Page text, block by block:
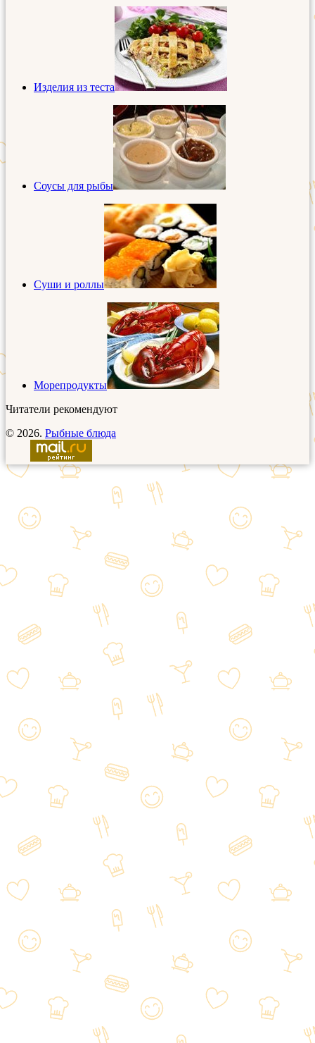
Изделия из теста
Соусы для рыбы
Суши и роллы
Морепродукты
Читатели рекомендуют
© 2026. Рыбные блюда